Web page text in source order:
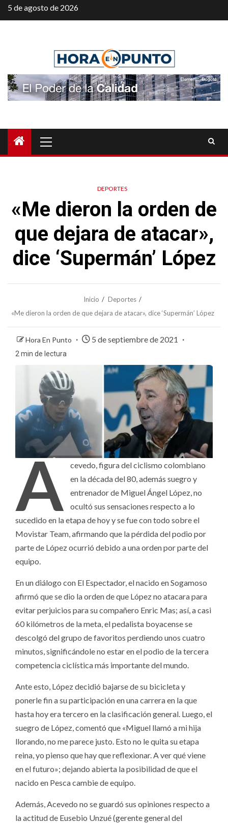
Saltar
al
5 de agosto de 2026
principal
DEPORTES
«Me dieron la orden de
que dejara de atacar»,
dice ‘Supermán’ López
Inicio
Deportes
«Me dieron la orden de que dejara de atacar», dice ‘Supermán’ López
Hora En Punto 5 de septiembre de 2021
2 min de lectura
A
cevedo, figura del ciclismo colombiano
en la década del 80, además suegro y
entrenador de Miguel Ángel López, no
ocultó sus sensaciones respecto a lo
sucedido en la etapa de hoy y se fue con todo sobre el
Movistar Team, afirmando que la pérdida del podio por
parte de López ocurrió debido a una orden por parte del
equipo.
En un diálogo con El Espectador, el nacido en Sogamoso
afirmó que se dio la orden de que López no atacara para
evitar perjuicios para su compañero Enric Mas; así, a casi
60 kilómetros de la meta, el pedalista boyacense se
descolgó del grupo de favoritos perdiendo unos cuatro
minutos, significándole no estar en el podio de la tercera
competencia ciclística más importante del mundo.
Ante esto, López decidió bajarse de su bicicleta y
ponerle fin a su participación en una carrera en la que
hasta hoy era tercero en la clasificación general. Luego, el
suegro de López, comentó que «Miguel llamó a mi hija
llorando, no me parece justo. Esto no le quita su etapa
reina, yo pienso que hay que reflexionar. A ver qué viene
en el futuro»; dejando abierta la posibilidad de que el
nacido en Pesca cambie de equipo.
Además, Acevedo no se guardó sus opiniones respecto a
la actitud de Eusebio Unzué (gerente general del